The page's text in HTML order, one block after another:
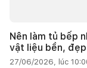
Nên làm tủ bếp
vật liệu bền,
27/06/2026, lúc